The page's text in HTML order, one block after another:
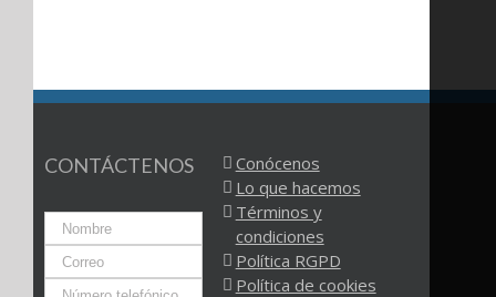
CONTÁCTENOS
Conócenos
Lo que hacemos
Términos y
condiciones
Política RGPD
Política de cookies